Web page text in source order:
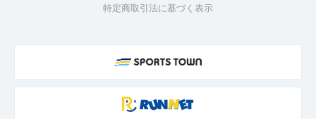
特定商取引法に基づく表示